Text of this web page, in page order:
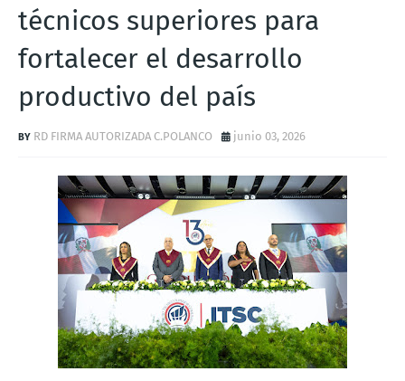
técnicos superiores para
fortalecer el desarrollo
productivo del país
RD FIRMA AUTORIZADA C.POLANCO junio 03, 2026